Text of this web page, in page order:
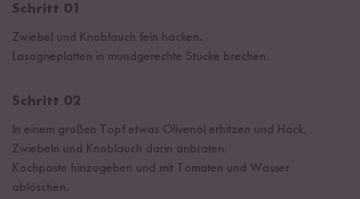
Schritt 01
Zwiebel und Knoblauch fein hacken.
Lasagneplatten in mundgerechte Stücke brechen.
Schritt 02
In einem großen Topf etwas Olivenöl erhitzen und Hack,
Zwiebeln und Knoblauch darin anbraten.
Kochpaste hinzugeben und mit Tomaten und Wasser
ablöschen.